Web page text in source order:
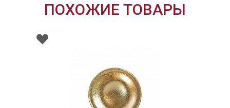
ПОХОЖИЕ ТОВАРЫ